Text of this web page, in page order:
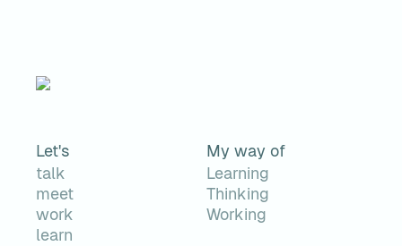
Let's
talk
meet
work
learn
My way of
Learning
Thinking
Working